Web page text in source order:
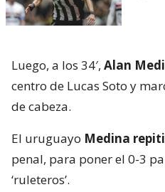
Luego, a los 34′, Alan
centro de Lucas Soto y
de cabeza.
El uruguayo Medina
penal, para poner el 0-3
‘ruleteros’.